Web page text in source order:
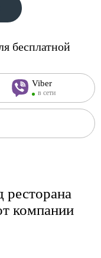
бесплатной
Viber
в сети
ресторана
компании